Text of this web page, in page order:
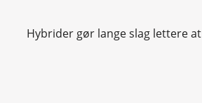
Hybrider gør lange slag lettere